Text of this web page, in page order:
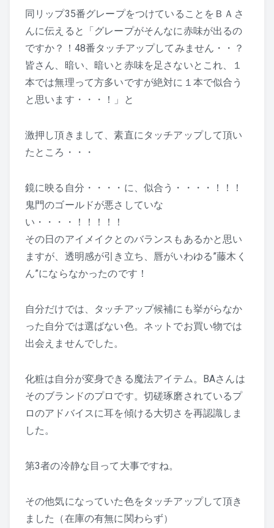
同リップ35番グレープをつけていることをＢＡさ
んに伝えると「グレープがそんなに赤味が出るの
ですか？！48番タッチアップしてみません・・？
皆さん、暗い、暗いと赤味を足さないとこれ、１
本では無理って方多いですが絶対に１本で似合う
と思います・・・！」と
激押し頂きまして、素直にタッチアップして頂い
たところ・・・
鏡に映る自分・・・・に、似合う・・・・！！！
鬼門のゴールドが悪さしていな
い・・・・！！！！！
その日のアイメイクとのバランスもあるかと思い
ますが、透明感が引き立ち、唇がいわゆる”藤木く
ん”にならなかったのです！
自分だけでは、タッチアップ候補にも挙がらなか
った自分では選ばない色。ネットでお買い物では
出会えませんでした。
化粧は自分が変身できる魔法アイテム。BAさんは
そのブランドのプロです。切磋琢磨されているプ
ロのアドバイスに耳を傾ける大切さを再認識しま
した。
第3者の冷静な目って大事ですね。
その他気になっていた色をタッチアップして頂き
ました（在庫の有無に関わらず）